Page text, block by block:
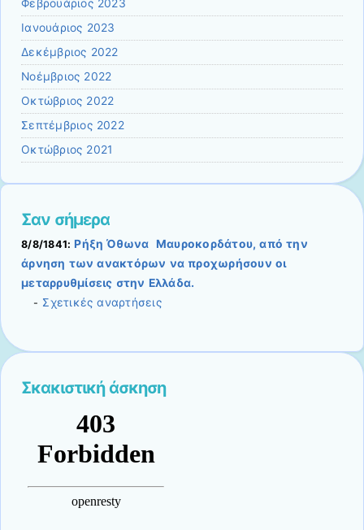
Φεβρουάριος 2023
Ιανουάριος 2023
Δεκέμβριος 2022
Νοέμβριος 2022
Οκτώβριος 2022
Σεπτέμβριος 2022
Οκτώβριος 2021
Σαν σήμερα
8/8/1841: Ρήξη Όθωνα  Μαυροκορδάτου, από την
άρνηση των ανακτόρων να προχωρήσουν οι
μεταρρυθμίσεις στην Ελλάδα.
- Σχετικές αναρτήσεις
Σκακιστική άσκηση